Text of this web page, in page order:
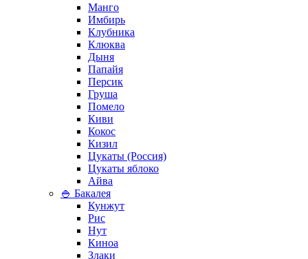
Манго
Имбирь
Клубника
Клюква
Дыня
Папайя
Персик
Груша
Помело
Киви
Кокос
Кизил
Цукаты (Россия)
Цукаты яблоко
Айва
🍚 Бакалея
Кунжут
Рис
Нут
Киноа
Злаки